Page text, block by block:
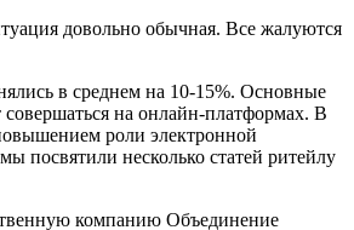
довольно обычная. Все жалуются
в среднем на 10-15%. Основные
на онлайн-платформах. В
роли электронной
посвятили несколько статей ритейлу
компанию Объединение